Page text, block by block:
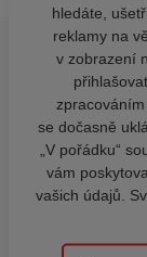
hledáte,
reklamy na
v zobrazení
se dočasně
„V pořádku“
vám
vašich údajů.